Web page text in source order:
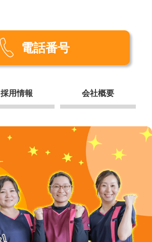
電話番号
採用情報 会社概要